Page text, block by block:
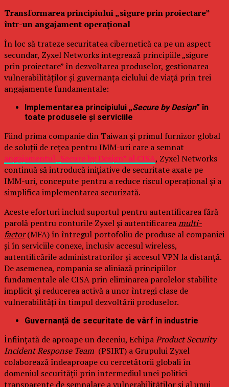
Transformarea principiului „sigure prin proiectare”
într-un angajament operațional
În loc să trateze securitatea cibernetică ca pe un aspect
secundar, Zyxel Networks integrează principiile „sigure
prin proiectare” în dezvoltarea produselor, gestionarea
vulnerabilităților și guvernanța ciclului de viață prin trei
angajamente fundamentale:
Implementarea principiului „Secure by Design” în
toate produsele și serviciile
Fiind prima companie din Taiwan și primul furnizor global
de soluții de rețea pentru IMM-uri care a semnat
angajamentul „Secure by Design” al CISA, Zyxel Networks
continuă să introducă inițiative de securitate axate pe
IMM-uri, concepute pentru a reduce riscul operațional și a
simplifica implementarea securizată.
Aceste eforturi includ suportul pentru autentificarea fără
parolă pentru conturile Zyxel și autentificareamulti-
factor(MFA) în întregul portofoliu de produse al companiei
și în serviciile conexe, inclusiv accesul wireless,
autentificările administratorilor și accesul VPN la distanță.
De asemenea, compania se aliniază principiilor
fundamentale ale CISA prin eliminarea parolelor stabilite
implicit și reducerea activă a unor întregi clase de
vulnerabilități în timpul dezvoltării produselor.
Guvernanță de securitate de vârf în industrie
Înființată de aproape un deceniu, EchipaProduct Security
Incident Response Team (PSIRT) a Grupului Zyxel
colaborează îndeaproape cu cercetătorii globali în
domeniul securității prin intermediul unei politici
transparente de semnalare a vulnerabilităților și al unui